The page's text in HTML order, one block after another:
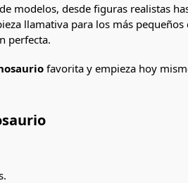
modelos, desde figuras realistas
llamativa para los más
perfecta.
favorita y empieza hoy